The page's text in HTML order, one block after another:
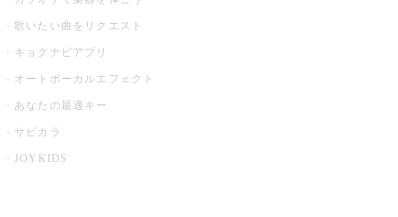
歌いたい曲をリクエスト
キョクナビアプリ
オートボーカルエフェクト
あなたの最適キー
サビカラ
JOYKIDS